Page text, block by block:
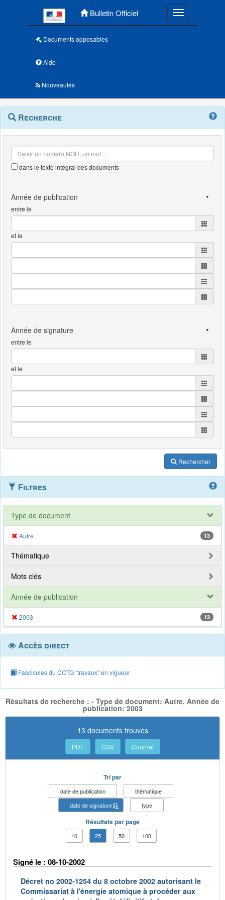
Bulletin Officiel Toggle
Documents opposables
Aide
Nouveautés
Navigation
outils
Menu
contextuel
Recherche
dans le texte intégral des documents
entre le
et le
entre le
et le
Rechercher
Filtres
Type de document
Autre 13
Thématique
Mots clés
Année de publication
2003 13
Accès direct
Fascicules du CCTG "travaux" en vigueur
Résultats de recherche : - Type de document: Autre, Année de
publication: 2003
13 documents trouvés
PDF CSV Courriel
Tri par
date de publication
thématique
date de signature
type
Résultats par page
10 25 50 100
Signé le : 08-10-2002
Décret no 2002-1254 du 8 octobre 2002 autorisant le
Commissariat à l'énergie atomique à procéder aux